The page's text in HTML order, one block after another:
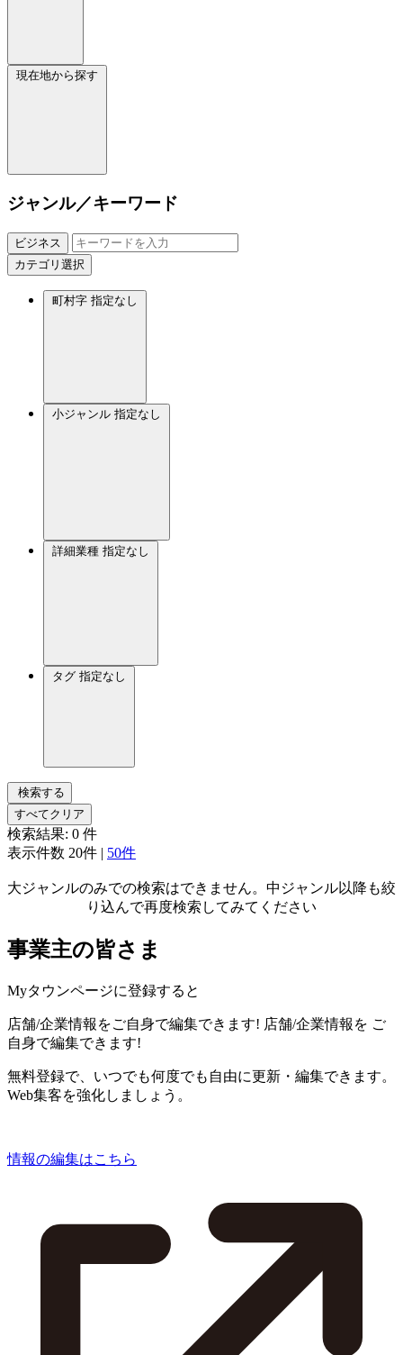
現在地から探す
ジャンル／キーワード
ビジネス
カテゴリ選択
町村字 指定なし
小ジャンル 指定なし
詳細業種 指定なし
タグ 指定なし
検索する
すべてクリア
検索結果: 0 件
表示件数 20件 | 50件
大ジャンルのみでの検索はできません。中ジャンル以降も絞
り込んで再度検索してみてください
事業主の皆さま
Myタウンページに登録すると
店舗/企業情報をご自身で編集できます! 店舗/企業情報を ご
自身で編集できます!
無料登録で、いつでも何度でも自由に更新・編集できます。
Web集客を強化しましょう。
情報の編集はこちら